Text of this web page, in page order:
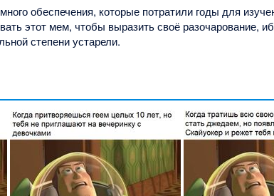
обеспечения, которые потратили годы для
этот мем, чтобы выразить своё разочарование,
степени устарели.